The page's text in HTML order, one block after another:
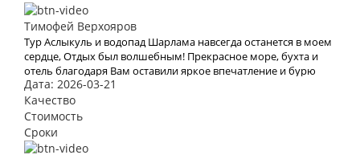
Тимофей Верхояров
Тур Аслыкуль и водопад Шарлама навсегда останется в моем
сердце, Отдых был волшебным! Прекрасное море, бухта и
отель благодаря Вам оставили яркое впечатление и бурю
эмоций. В это место хочется возвращаться Снова и снова.
Спасибо Вам за Вашу работу. Мы с мужем рады, что
обратились к Вам. Теперь с Вами отдых для нас больше не
проблема
Дата: 2026-03-21
Качество
Стоимость
Сроки